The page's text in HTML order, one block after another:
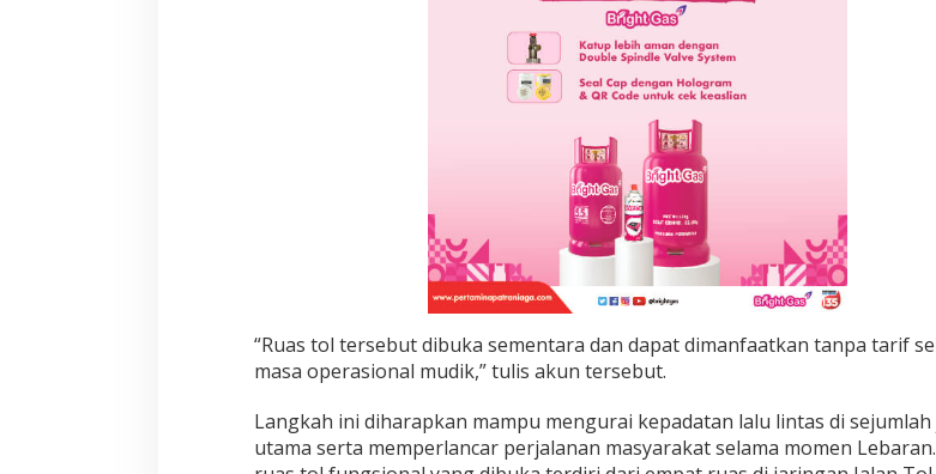
a
t
e
b
a
“Ruas tol tersebut dibuka sementara dan dapat dimanfaatkan tanpa tarif
masa operasional mudik,” tulis akun tersebut.
Langkah ini diharapkan mampu mengurai kepadatan lalu lintas di
utama serta memperlancar perjalanan masyarakat selama momen